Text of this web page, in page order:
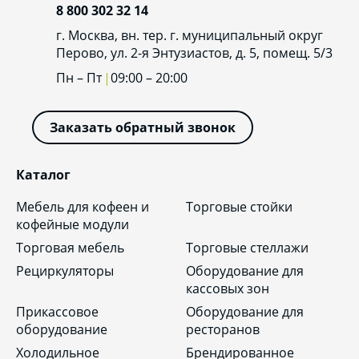
Каталог
Мебель для кофеен и
кофейные модули
Торговые стойки
Торговая мебель
Торговые стеллажи
Рециркуляторы
Оборудование для
кассовых зон
Прикассовое
оборудование
Оборудование для
ресторанов
Холодильное
Брендированное
8 800 302 32 14
г. Москва, вн. тер. г. муниципальный округ
Перово, ул. 2-я Энтузиастов, д. 5, помещ. 5/3
Пн – Пт 09:00 – 20:00
Заказать обратный звонок